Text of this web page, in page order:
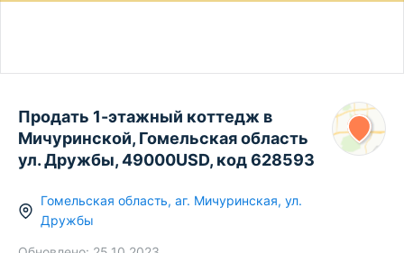
Продать 1-этажный коттедж в
Мичуринской, Гомельская область
ул. Дружбы, 49000USD, код 628593
Гомельская область, аг. Мичуринская, ул.
Дружбы